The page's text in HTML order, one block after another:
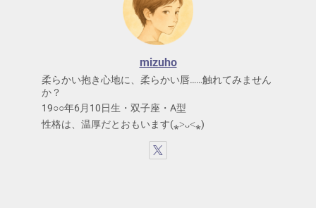
mizuho
柔らかい抱き心地に、柔らかい唇……触れてみません
か？
19○○年6月10日生・双子座・A型
性格は、温厚だとおもいます(⁎˃ᴗ˂⁎)